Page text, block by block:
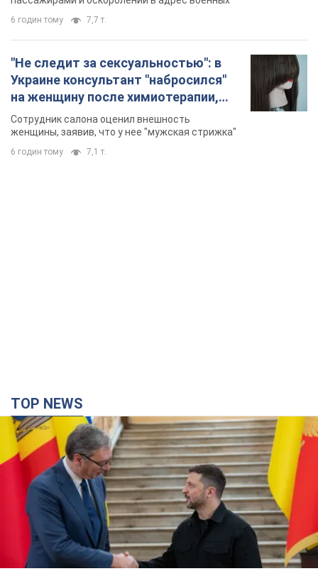
6 годин тому 7,7 т.
"Не следит за сексуальностью": в
Украине консультант "набросился"
на женщину после химиотерапии,
разгорелся скандал. Фото
Сотрудник салона оценил внешность
женщины, заявив, что у нее "мужская стрижка"
6 годин тому 7,1 т.
TOP NEWS